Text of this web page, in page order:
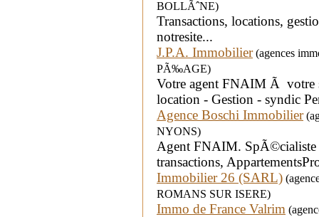
BOLLÃˆNE)
Transactions, locations,
notresite...
J.P.A. Immobilier(agences
PÃ‰AGE)
Votre agent FNAIM Ã votre
location - Gestion - syndic
Agence Boschi Immobilier
NYONS)
Agent FNAIM. SpÃ©cialiste
transactions,
Immobilier 26 (SARL)
ROMANS SUR ISERE)
Immo de France Valrim